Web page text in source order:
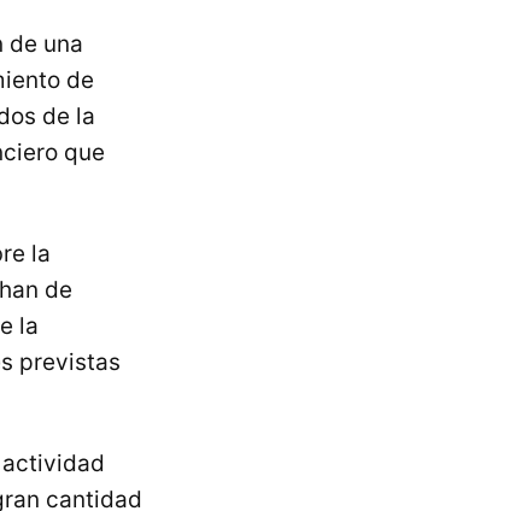
de una
de
de la
que
la
de
la
previstas
actividad
cantidad